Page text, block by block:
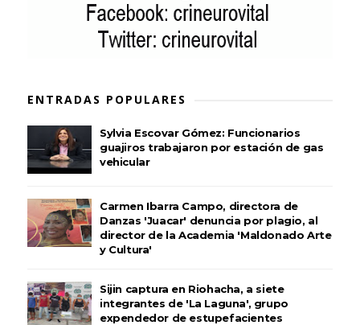
ENTRADAS POPULARES
Sylvia Escovar Gómez: Funcionarios
guajiros trabajaron por estación de gas
vehicular
Carmen Ibarra Campo, directora de
Danzas 'Juacar' denuncia por plagio, al
director de la Academia 'Maldonado Arte
y Cultura'
Sijin captura en Riohacha, a siete
integrantes de 'La Laguna', grupo
expendedor de estupefacientes